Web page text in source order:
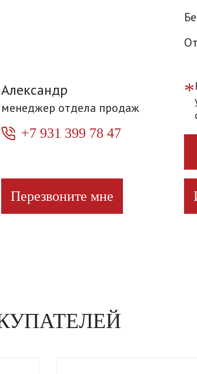
Александр
менеджер отдела продаж
+7 931 399 78 47
Перезвоните мне
*